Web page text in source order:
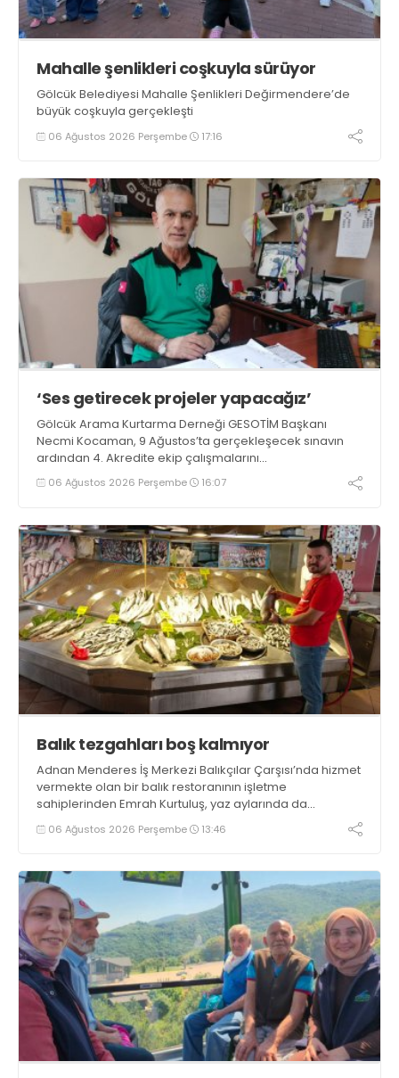
Mahalle şenlikleri coşkuyla sürüyor
Gölcük Belediyesi Mahalle Şenlikleri Değirmendere’de
büyük coşkuyla gerçekleşti
06 Ağustos 2026 Perşembe 17:16
‘Ses getirecek projeler yapacağız’
Gölcük Arama Kurtarma Derneği GESOTİM Başkanı
Necmi Kocaman, 9 Ağustos’ta gerçekleşecek sınavın
ardından 4. Akredite ekip çalışmalarını
tamamlayacaklarını ifade ederek açıklamalarda
bulundu. Kocaman, “Gölcük’te ve Kocaeli genelinde ses
06 Ağustos 2026 Perşembe 16:07
Balık tezgahları boş kalmıyor
Adnan Menderes İş Merkezi Balıkçılar Çarşısı’nda hizmet
vermekte olan bir balık restoranının işletme
sahiplerinden Emrah Kurtuluş, yaz aylarında da
tezgahlarda taze balık bulunduğunu ifade ederek “Yıl
boyunca tezgahlarda taze balık bulmak mümkün
06 Ağustos 2026 Perşembe 13:46